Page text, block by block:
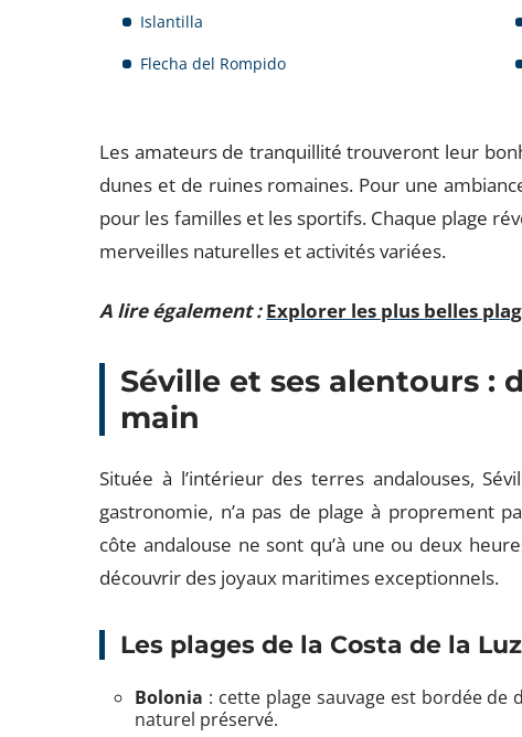
Islantilla
Flecha del Rompido
Les amateurs de tranquillité trouveront leur
dunes et de ruines romaines. Pour une
pour les familles et les sportifs. Chaque plage
merveilles naturelles et activités variées.
A lire également : Explorer les plus belles
Séville et ses alentours :
main
Située à l’intérieur des terres andalouses,
gastronomie, n’a pas de plage à proprement
côte andalouse ne sont qu’à une ou deux
découvrir des joyaux maritimes exceptionnels.
Les plages de la Costa de la Luz
Bolonia : cette plage sauvage est bordée
naturel préservé.